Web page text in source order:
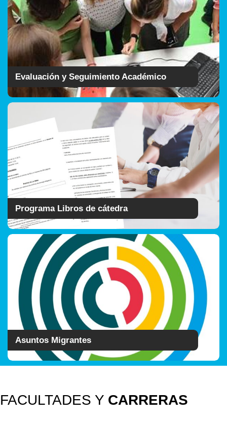
Evaluación y Seguimiento Académico
Programa Libros de cátedra
Asuntos Migrantes
FACULTADES Y CARRERAS